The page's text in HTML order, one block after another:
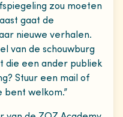
zou moeten
gaat de
nieuwe verhalen.
van de schouwburg
die een ander publiek
Stuur een mail of
bent welkom.”